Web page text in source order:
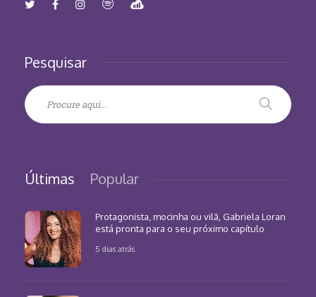
Pesquisar
Últimas Popular
Protagonista, mocinha ou vilã, Gabriela Loran
está pronta para o seu próximo capítulo
5 dias atrás